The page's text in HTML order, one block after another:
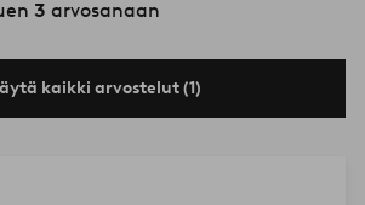
3 arvosanaan
kaikki arvostelut (1)